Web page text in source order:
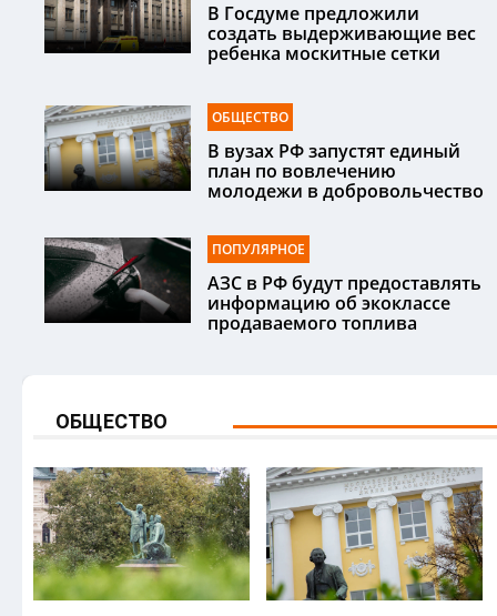
В Госдуме предложили
создать выдерживающие вес
ребенка москитные сетки
ОБЩЕСТВО
В вузах РФ запустят единый
план по вовлечению
молодежи в добровольчество
ПОПУЛЯРНОЕ
АЗС в РФ будут предоставлять
информацию об экоклассе
продаваемого топлива
ОБЩЕСТВО